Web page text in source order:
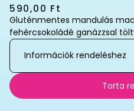
590,00 Ft
Gluténmentes mandulás
fehércsokoládé ganázzsal
Információk rendeléshez
Torta